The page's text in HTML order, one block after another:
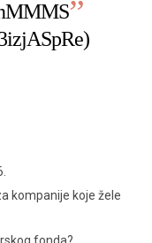
kompanije koje žele